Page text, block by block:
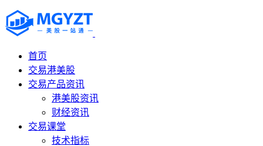
首页
交易港美股
交易产品资讯
港美股资讯
财经资讯
交易课堂
技术指标